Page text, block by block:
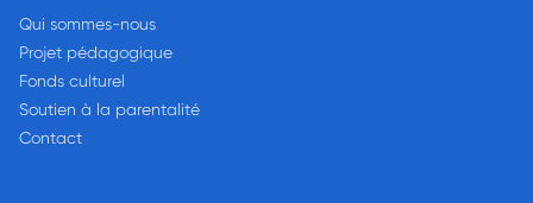
Qui sommes-nous
Projet pédagogique
Fonds culturel
Soutien à la parentalité
Contact